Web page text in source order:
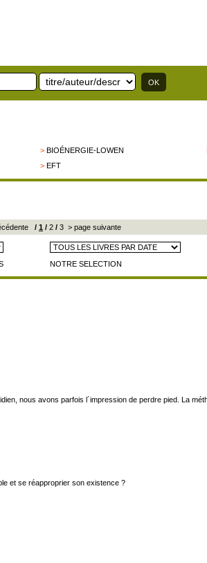
>BIOÉNERGIE-LOWEN
>EFT
/ 1 / 2 / 3 > page suivante
NOTRE SELECTION
nous avons parfois l´impression de perdre pied. La
et se réapproprier son existence ?